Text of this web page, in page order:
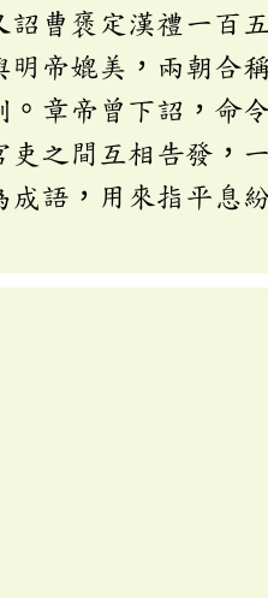
曹褒定漢禮一百
帝媲美，兩朝合
章帝曾下詔，命
之間互相告發，
語，用來指平息紛